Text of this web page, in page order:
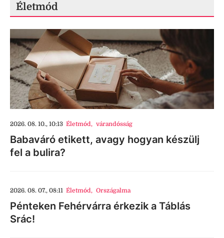
Életmód
2026. 08. 10., 10:13 Életmód, várandósság
Babaváró etikett, avagy hogyan készülj
fel a bulira?
2026. 08. 07., 08:11 Életmód, Országalma
Pénteken Fehérvárra érkezik a Táblás
Srác!